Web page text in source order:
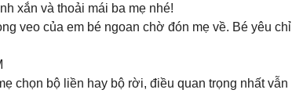
xắn và thoải mái ba mẹ nhé!
veo của em bé ngoan chờ đón mẹ về. Bé yêu chỉ
chọn bộ liền hay bộ rời, điều quan trọng nhất vẫn